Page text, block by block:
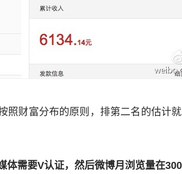
照财富分布的原则，排第二名的估计
体需要V认证，然后微博月浏览量在